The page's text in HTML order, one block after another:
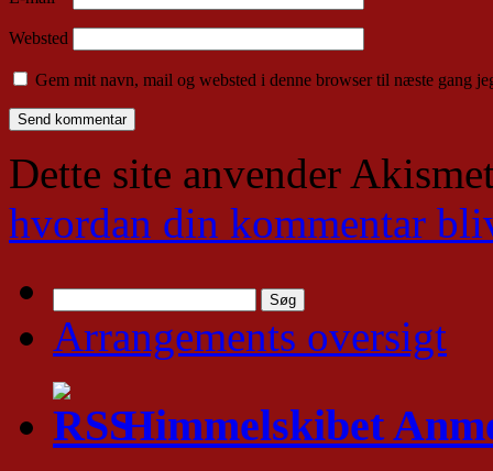
Websted
Gem mit navn, mail og websted i denne browser til næste gang
Dette site anvender
hvordan din kommentar
efter:
Arrangements oversigt
Himmelskibet